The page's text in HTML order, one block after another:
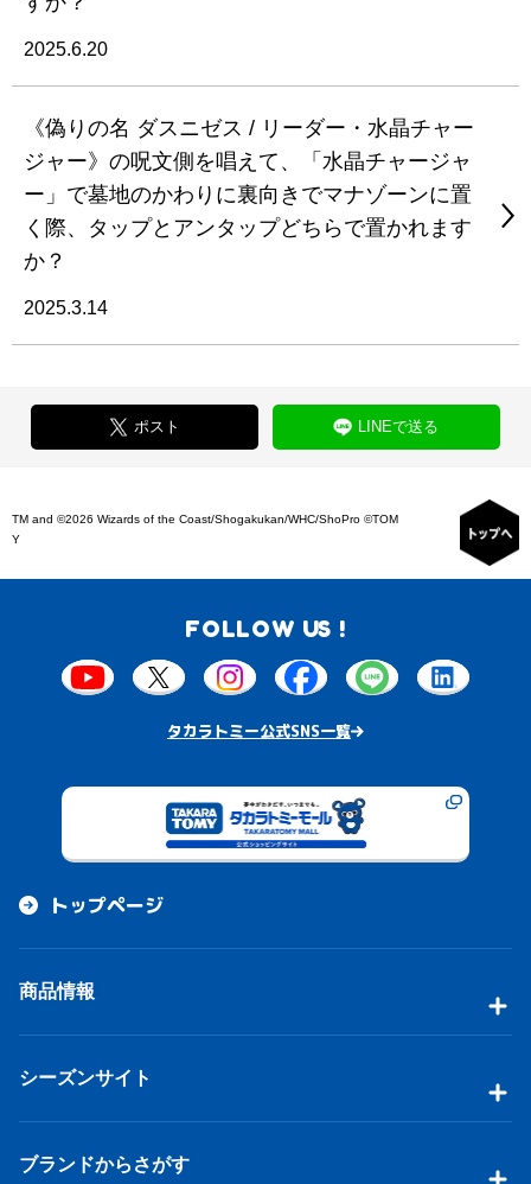
2025.6.20
《偽りの名 ダスニゼス / リーダー・水晶チャー
ジャー》の呪文側を唱えて、「水晶チャージャ
ー」で墓地のかわりに裏向きでマナゾーンに置
く際、タップとアンタップどちらで置かれます
か？
2025.3.14
ポスト LINEで送る
TM and ©2026 Wizards of the Coast/Shogakukan/WHC/ShoPro ©TOM
Y
FOLLOW US !
タカラトミー公式SNS一覧
トップページ
商品情報
シーズンサイト
ブランドからさがす